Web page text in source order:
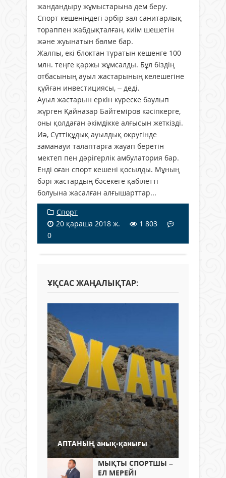
жандандыру жұмыстарына дем беру.
Спорт кешеніндегі әрбір зал санитарлық
тораппен жабдықталған, киім шешетін
және жуынатын бөлме бар.
Жалпы, екі блоктан тұратын кешенге 100
млн. теңге қаржы жұмсалды. Бұл біздің
отбасының ауыл жастарының келешегіне
құйған инвестициясы, – деді.
Ауыл жастарын еркін күреске баулып
жүрген Қайназар Байтеміров кәсіпкерге,
оны қолдаған әкімдікке алғысын жеткізді.
Иә, Сүттіқұдық ауылдық округінде
заманауи талаптарға жауап беретін
мектеп пен дәрігерлік амбулатория бар.
Енді оған спорт кешені қосылды. Мұның
бәрі жастардың бәсекеге қабілетті
болуына жасалған алғышарттар...
Спорт
20 қараша 2018 ж.
1 803
0
ҰҚСАС ЖАҢАЛЫҚТАР:
АПТАНЫҢ анық-қанығы
МЫҚТЫ СПОРТШЫ –
ЕЛ МЕРЕЙІ